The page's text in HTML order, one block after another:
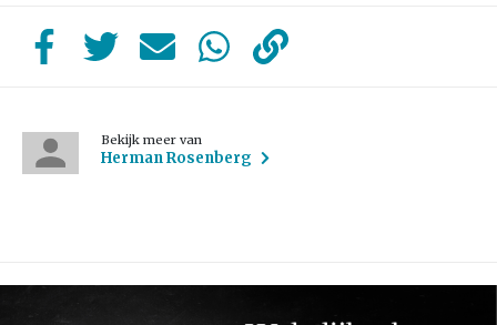
Bekijk meer van
Herman Rosenberg